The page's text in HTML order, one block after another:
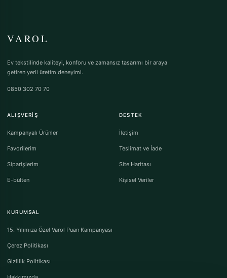
VAROL
Ev tekstilinde kaliteyi, konforu ve zamansız tasarımı bir araya
getiren yerli üretim deneyimi.
0850 302 70 70
ALIŞVERIŞ
Kampanyalı Ürünler
Favorilerim
Siparişlerim
E-bülten
DESTEK
İletişim
Teslimat ve İade
Site Haritası
Kişisel Veriler
KURUMSAL
15. Yılımıza Özel Varol Puan Kampanyası
Çerez Politikası
Gizlilik Politikası